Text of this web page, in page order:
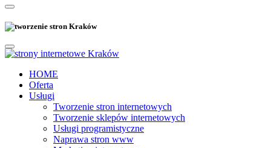
HOME
Oferta
Usługi
Tworzenie stron internetowych
Tworzenie sklepów internetowych
Usługi programistyczne
Naprawa stron www